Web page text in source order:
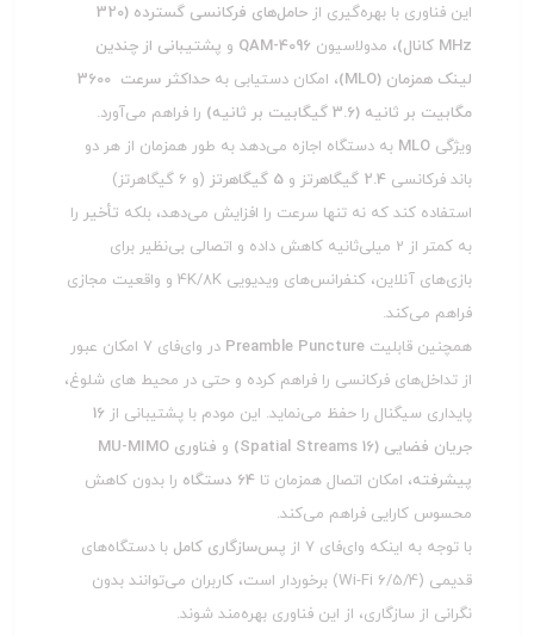
این فناوری با بهره‌گیری از
حامل‌های فرکانسی گسترده (320
MHz کانال)
، مدولاسیون 4096-QAM و پشتیبانی از چندین
لینک همزمان (MLO)
، امکان دستیابی به
حداکثر سرعت 3600
مگابیت بر ثانیه (3.6 گیگابیت بر ثانیه)
را فراهم می‌آورد.
ویژگی MLO به دستگاه اجازه می‌دهد به طور همزمان از هر دو
باند فرکانسی 2.4 گیگاهرتز و 5 گیگاهرتز
(و 6 گیگاهرتز)
استفاده کند که نه تنها سرعت را افزایش می‌دهد، بلکه تأخیر را
به کمتر از 2 میلی‌ثانیه کاهش داده و اتصالی بی‌نظیر برای
بازی‌های آنلاین، کنفرانس‌های ویدیویی 4K/8K و واقعیت مجازی
فراهم می‌کند.
همچنین قابلیت Preamble Puncture
در وای‌فای 7 امکان عبور
از تداخل‌های فرکانسی را فراهم کرده و حتی در محیط‌ های شلوغ،
پایداری سیگنال را حفظ می‌نماید. این مودم با پشتیبانی از 16
جریان فضایی (16 Spatial Streams)
و
فناوری MU-MIMO
پیشرفته، امکان اتصال همزمان تا 64 دستگاه
را بدون کاهش
محسوس کارایی فراهم می‌کند.
با توجه به اینکه وای‌فای 7 از
پس‌سازگاری کامل با دستگاه‌های
قدیمی (Wi-Fi 6/5/4) برخوردار است، کاربران می‌توانند بدون
نگرانی از سازگاری، از این فناوری بهره‌مند شوند.